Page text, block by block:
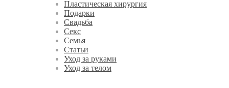
Пластическая хирургия
Подарки
Свадьба
Секс
Семья
Статьи
Уход за руками
Уход за телом